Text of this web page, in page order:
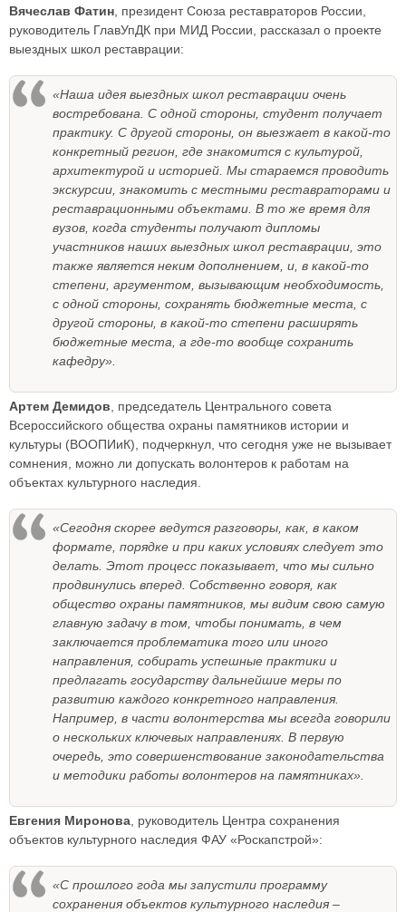
Вячеслав Фатин , президент Союза реставраторов России,
руководитель ГлавУпДК при МИД России, рассказал о проекте
выездных школ реставрации:
«Наша идея выездных школ реставрации очень
востребована. С одной стороны, студент получает
практику. С другой стороны, он выезжает в какой-то
конкретный регион, где знакомится с культурой,
архитектурой и историей. Мы стараемся проводить
экскурсии, знакомить с местными реставраторами и
реставрационными объектами. В то же время для
вузов, когда студенты получают дипломы
участников наших выездных школ реставрации, это
также является неким дополнением, и, в какой-то
степени, аргументом, вызывающим необходимость,
с одной стороны, сохранять бюджетные места, с
другой стороны, в какой-то степени расширять
бюджетные места, а где-то вообще сохранить
кафедру».
Артем Демидов , председатель Центрального совета
Всероссийского общества охраны памятников истории и
культуры (ВООПИиК), подчеркнул, что сегодня уже не вызывает
сомнения, можно ли допускать волонтеров к работам на
объектах культурного наследия.
«Сегодня скорее ведутся разговоры, как, в каком
формате, порядке и при каких условиях следует это
делать. Этот процесс показывает, что мы сильно
продвинулись вперед. Собственно говоря, как
общество охраны памятников, мы видим свою самую
главную задачу в том, чтобы понимать, в чем
заключается проблематика того или иного
направления, собирать успешные практики и
предлагать государству дальнейшие меры по
развитию каждого конкретного направления.
Например, в части волонтерства мы всегда говорили
о нескольких ключевых направлениях. В первую
очередь, это совершенствование законодательства
и методики работы волонтеров на памятниках».
Евгения Миронова , руководитель Центра сохранения
объектов культурного наследия ФАУ «Роскапстрой»:
«С прошлого года мы запустили программу
сохранения объектов культурного наследия –